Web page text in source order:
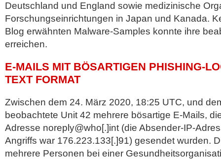
Deutschland und England sowie medizinische
Forschungseinrichtungen in Japan und Kanada.
Blog erwähnten Malware-Samples konnte ihre
erreichen.
E-MAILS MIT BÖSARTIGEN PHISHING-
TEXT FORMAT
Zwischen dem 24. März 2020, 18:25 UTC, und
beobachtete Unit 42 mehrere bösartige E-Mails,
Adresse noreply@who[.]int (die Absender-IP-
Angriffs war 176.223.133[.]91) gesendet wurden.
mehrere Personen bei einer